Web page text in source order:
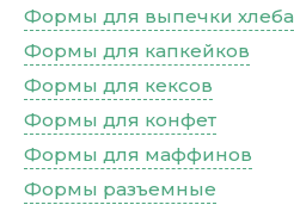
Формы для выпечки хлеба
Формы для капкейков
Формы для кексов
Формы для конфет
Формы для маффинов
Формы разъемные